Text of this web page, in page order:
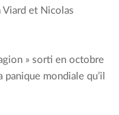
et Nicolas
» sorti en octobre
mondiale qu’il